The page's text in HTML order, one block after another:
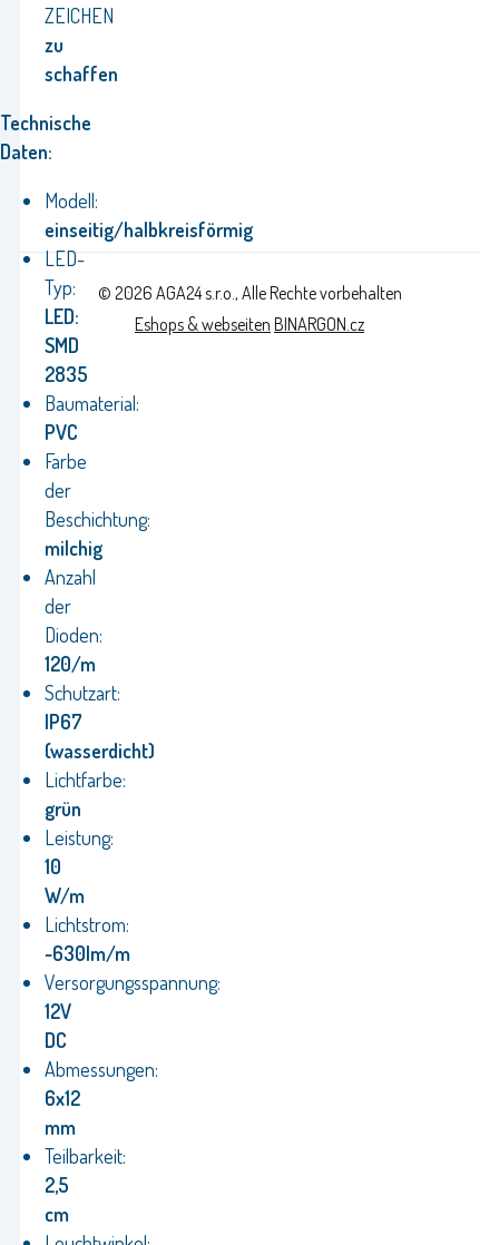
ZEICHEN
zu
schaffen
Technische
Daten:
Modell:
einseitig/halbkreisförmig
LED-
Typ:
LED:
SMD
2835
Baumaterial:
PVC
Farbe
der
Beschichtung:
milchig
Anzahl
der
Dioden:
120/m
Schutzart:
IP67
(wasserdicht)
Lichtfarbe:
grün
Leistung:
10
W/m
Lichtstrom:
~630lm/m
Versorgungsspannung:
12V
DC
Abmessungen:
6x12
mm
Teilbarkeit:
2,5
cm
© 2026 AGA24 s.r.o., Alle Rechte vorbehalten
Eshops & webseiten BINARGON.cz